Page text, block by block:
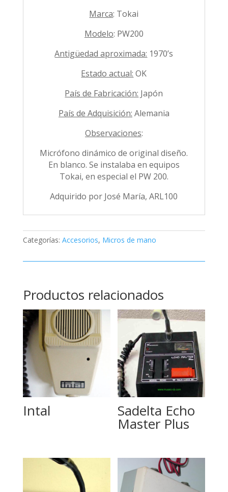
Marca: Tokai
Modelo: PW200
Antigüedad aproximada: 1970’s
Estado actual: OK
País de Fabricación: Japón
País de Adquisición: Alemania
Observaciones:
Micrófono dinámico de original diseño.
En blanco. Se instalaba en equipos
Tokai, en especial el PW 200.
Adquirido por José María, ARL100
Categorías: Accesorios, Micros de mano
Productos relacionados
Intal Sadelta Echo
Master Plus